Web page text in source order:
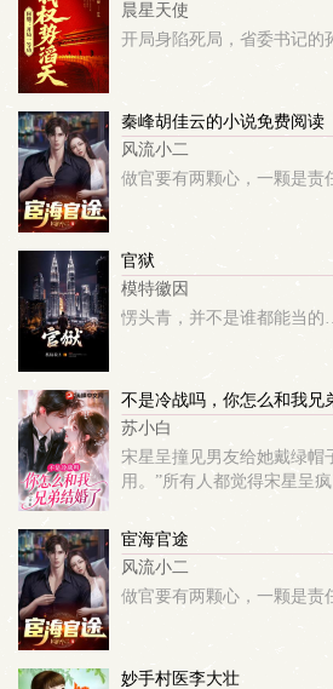
晨星天使
开局身陷死局，省委书记的
秦峰胡佳云的小说免费阅读
风流小二
做官要有两颗心，一颗是责
官狱
模特徽因
愣头青，并不是谁都能当
不是冷战吗，你怎么和我兄
苏小白
宋星呈撞见男友给她戴绿帽
用。”所有人都觉得宋星呈
宦海官途
风流小二
做官要有两颗心，一颗是责
妙手村医李大壮